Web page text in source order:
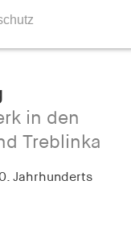
in den
Treblinka
Jahrhunderts
eine Webseite
sichere
Die Webseite